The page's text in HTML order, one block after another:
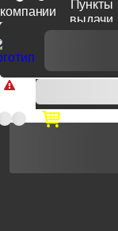
компании
Пункты
выдачи
Доп. скидка от
продукции
оплате по счету.